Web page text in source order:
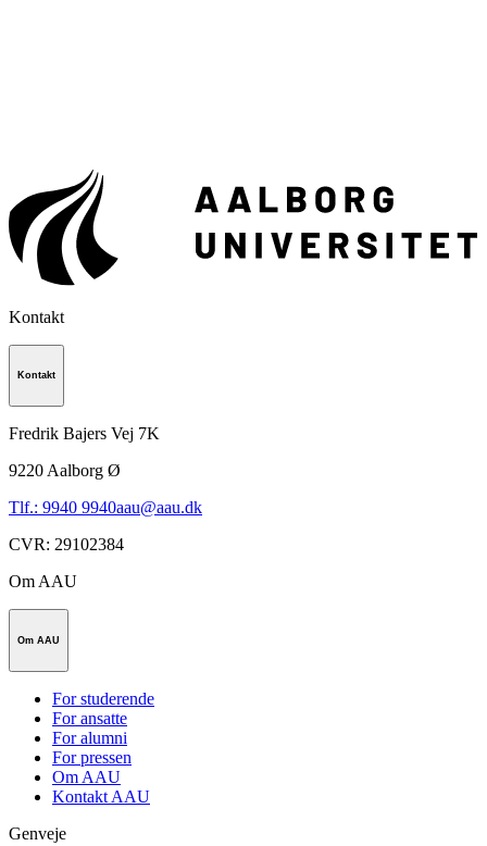
Kontakt
Kontakt
Fredrik Bajers Vej 7K
9220 Aalborg Ø
Tlf.: 9940 9940aau@aau.dk
CVR: 29102384
Om AAU
Om AAU
For studerende
For ansatte
For alumni
For pressen
Om AAU
Kontakt AAU
Genveje